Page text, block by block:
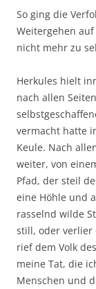
So ging die
Weitergehen
nicht mehr zu
Herkules hielt
nach allen
vermacht hatte
Keule. Nach
weiter, von
Pfad, der steil
eine Höhle und
rasselnd wilde
still, oder verlier
rief dem Volk
meine Tat, die
Menschen und